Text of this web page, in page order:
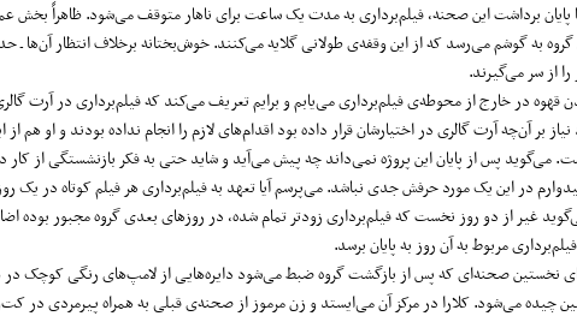
پایان برداشت این صحنه، فیلم‌برداری به مدت یک ساعت برای ناهار متوقف می‌شود. ظاهراً بخش
به گوشم می‌رسد که از این وقفه‌ی طولانی گلایه می‌کنند. خوش‌بختانه برخلاف انتظار آن‌ها ـ
از سر می‌گیرند.
در خارج از محوطه‌ی فیلم‌برداری می‌یابم و برایم تعریف می‌کند که فیلم‌برداری در آرت
بر آن‌چه آرت گالری در اختیارشان قرار داده بود اقدام‌های لازم را انجام نداده بودند و او هم
می‌گوید پس از پایان این پروژه نمی‌داند چه پیش می‌آید و شاید حتی به فکر بازنشستگی از کار
در این یک مورد حرفش جدی نباشد. می‌پرسم آیا تعهد به فیلم‌برداری هر فیلم کوتاه در یک
غیر از دو روز نخست که فیلم‌برداری زودتر تمام شده، در روزهای بعدی گروه مجبور بوده
مربوط به آن روز به پایان برسد.
نخستین صحنه‌ای که پس از بازگشت گروه ضبط می‌شود دایره‌هایی از لامپ‌های رنگی کوچک
چیده می‌شود. کلارا در مرکز آن می‌ایستد و زن مرموز از صحنه‌ی قبلی به همراه پیرمردی در